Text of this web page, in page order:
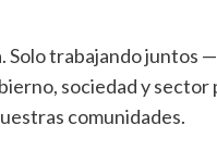
Solo trabajando juntos
sociedad y
comunidades.